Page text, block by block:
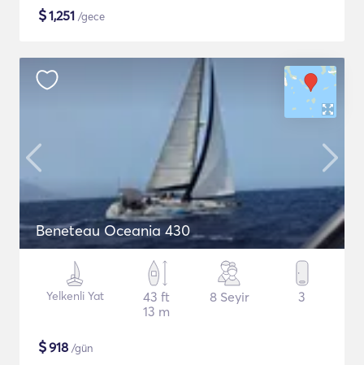
$1,251 /gece
Beneteau Oceania 430
Yelkenli Yat
43 ft
13 m
8 Seyir 3
$918 /gün